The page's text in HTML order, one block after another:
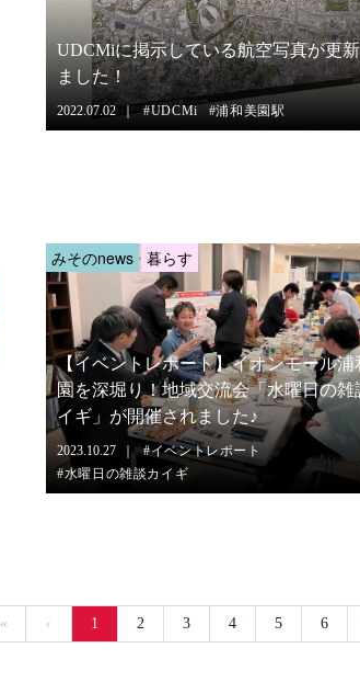
UDCMiに掲示している航空写真が更
ました！
2022.07.02 UDCMi 浦和美園駅
みそのnews 暮らす
【イベントレポート】イオンモール浦
園を深堀り！地域交流会「水曜日の雑
イギ」が開催されました♪
2023.10.27
イベントレポート
水曜日の雑談カイギ
« ‹ 1 2 3 4 5 6